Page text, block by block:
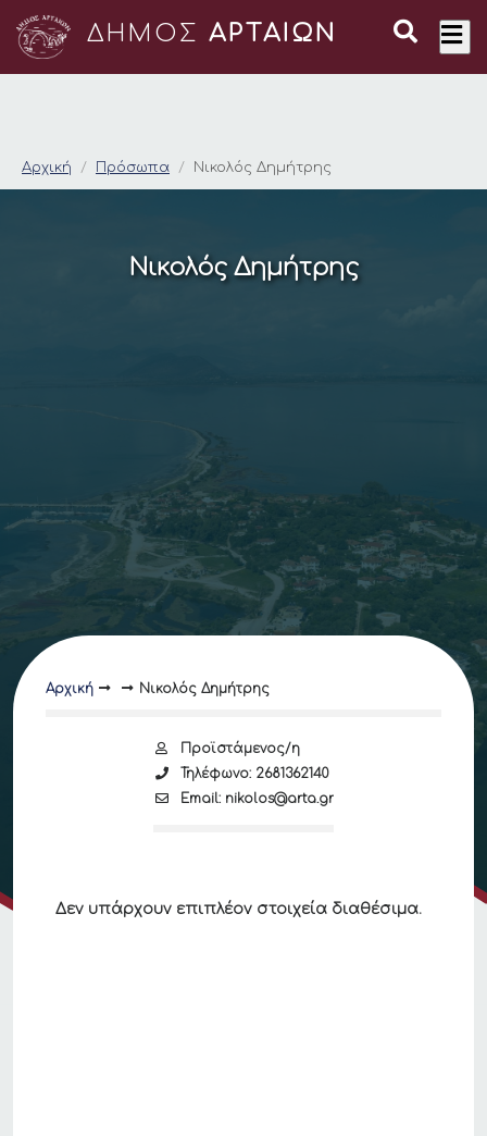
ΔΗΜΟΣ ΑΡΤΑΙΩΝ
Νικολός Δημήτρης
Αρχική Πρόσωπα Νικολός Δημήτρης
Νικολός Δημήτρης
Αρχική Νικολός Δημήτρης
Προϊστάμενος/η
Τηλέφωνο: 2681362140
Email: nikolos@arta.gr
Δεν υπάρχουν επιπλέον στοιχεία διαθέσιμα.